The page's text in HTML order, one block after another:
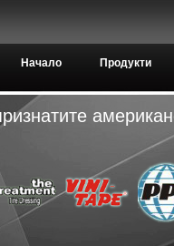
Начало Продукти